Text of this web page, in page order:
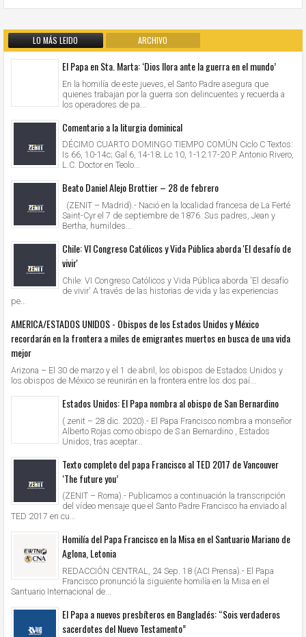
LO MÁS LEIDO ARCHIVO
El Papa en Sta. Marta: ‘Dios llora ante la guerra en el mundo’
En la homilía de este jueves, el Santo Padre asegura que
quienes trabajan por la guerra son delincuentes y recuerda a
los operadores de pa...
Comentario a la liturgia dominical
DÉCIMO CUARTO DOMINGO TIEMPO COMÚN Ciclo C Textos:
Is 66, 10-14c; Gal 6, 14-18; Lc 10, 1-12.17-20 P. Antonio Rivero,
L.C. Doctor en Teolo...
Beato Daniel Alejo Brottier – 28 de febrero
(ZENIT – Madrid).- Nació en la localidad francesa de La Ferté
Saint-Cyr el 7 de septiembre de 1876. Sus padres, Jean y
Bertha, humildes...
Chile: VI Congreso Católicos y Vida Pública aborda 'El desafío de
vivir'
Chile: VI Congreso Católicos y Vida Pública aborda 'El desafío
de vivir' A través de las historias de vida y las experiencias
pe...
AMERICA/ESTADOS UNIDOS - Obispos de los Estados Unidos y México
recordarán en la frontera a miles de emigrantes muertos en busca de una vida
mejor
Arizona – El 30 de marzo y el 1 de abril, los obispos de Estados Unidos y
los obispos de México se reunirán en la frontera entre los dos paí...
Estados Unidos: El Papa nombra al obispo de San Bernardino
( zenit – 28 dic. 2020).- El Papa Francisco nombra a monseñor
Alberto Rojas como obispo de S an Bernardino , Estados
Unidos, tras aceptar...
Texto completo del papa Francisco al TED 2017 de Vancouver
‘The future you’
(ZENIT – Roma).- Publicamos a continuación la transcripción
del vídeo mensaje que el Santo Padre Francisco ha enviado al
TED 2017 en cu...
Homilía del Papa Francisco en la Misa en el Santuario Mariano de
Aglona, Letonia
REDACCIÓN CENTRAL, 24 Sep. 18 (ACI Prensa).- El Papa
Francisco pronunció la siguiente homilía en la Misa en el
Santuario Internacional de...
El Papa a nuevos presbíteros en Bangladés: “Sois verdaderos
sacerdotes del Nuevo Testamento”